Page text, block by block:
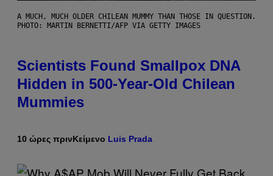
A MUCH, MUCH OLDER CHILEAN MUMMY THAN THOSE IN QUESTION.
PHOTO: MARTIN BERNETTI/AFP VIA GETTY IMAGES
Scientists Found Smallpox DNA
Hidden in 500-Year-Old Chilean
Mummies
10 ώρες πρινΚείμενο Luis Prada